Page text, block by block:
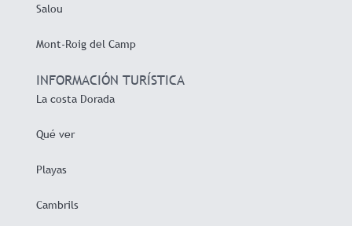
Salou
Mont-Roig del Camp
INFORMACIÓN TURÍSTICA
La costa Dorada
Qué ver
Playas
Cambrils